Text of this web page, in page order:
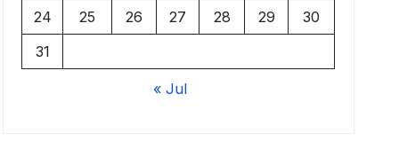
24
25 26 27 28 29
30
31
« Jul